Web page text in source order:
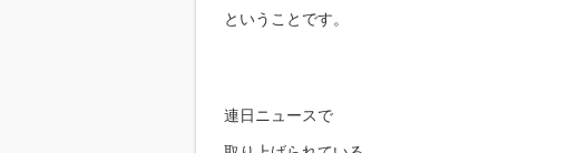
ということです。
連日ニュースで